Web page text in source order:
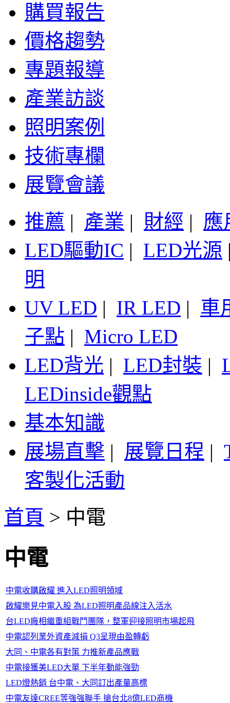
購買報告
價格趨勢
專題報導
產業訪談
照明案例
技術專欄
展覽會議
推薦 | 產業 | 財經 | 應
LED驅動IC | LED光源
明
UV LED | IR LED | 車
子點 | Micro LED
LED背光 | LED封裝 |
LEDinside觀點
基本知識
展場直擊 | 展覽日程 |
客製化活動
首頁 > 中電
中電
中電收購啟耀 進入LED照明領域
啟耀樂見中電入股 為LED照明產品線注入活水
台LED廠相繼重組戰鬥團隊，整軍迎接照明市場起飛
中電認列業外資產減損 Q3呈現由盈轉虧
大同、中電各有對策 力推新產品應戰
中電接獲美LED大單 下半年動能強勁
LED燈熱銷 台中電、大同訂出產量高標
中電友達CREE等強強聯手 搶台北8億LED商機